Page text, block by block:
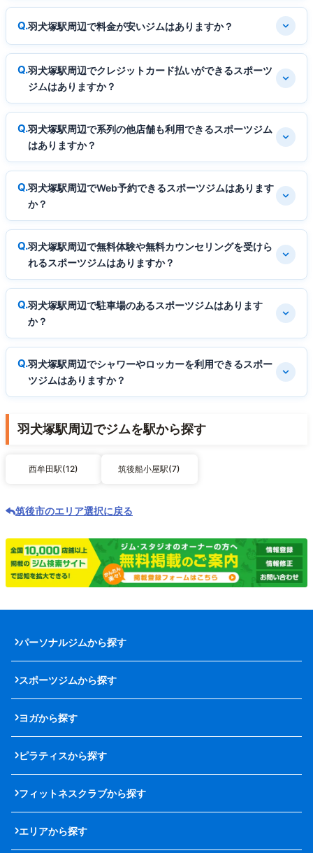
羽犬塚駅周辺で料金が安いジムはありますか？
羽犬塚駅周辺でクレジットカード払いができるスポーツ
ジムはありますか？
羽犬塚駅周辺で系列の他店舗も利用できるスポーツジム
はありますか？
羽犬塚駅周辺でWeb予約できるスポーツジムはあります
か？
羽犬塚駅周辺で無料体験や無料カウンセリングを受けら
れるスポーツジムはありますか？
羽犬塚駅周辺で駐車場のあるスポーツジムはあります
か？
羽犬塚駅周辺でシャワーやロッカーを利用できるスポー
ツジムはありますか？
羽犬塚駅周辺でジムを駅から探す
西牟田駅(12) 筑後船小屋駅(7)
筑後市のエリア選択に戻る
パーソナルジムから探す
スポーツジムから探す
ヨガから探す
ピラティスから探す
フィットネスクラブから探す
エリアから探す